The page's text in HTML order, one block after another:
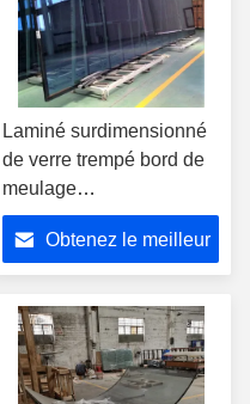
Laminé surdimensionné
de verre trempé bord de
meulage
Obtenez le meilleur